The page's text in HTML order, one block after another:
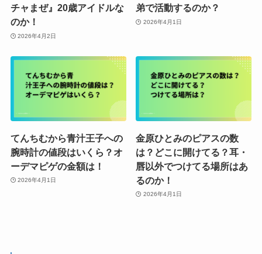
チャまぜ』20歳アイドルな
のか！
2026年4月2日
弟で活動するのか？
2026年4月1日
てんちむから青汁王子への
腕時計の値段はいくら？オ
ーデマピゲの金額は！
2026年4月1日
金原ひとみのピアスの数
は？どこに開けてる？耳・
唇以外でつけてる場所はあ
るのか！
2026年4月1日